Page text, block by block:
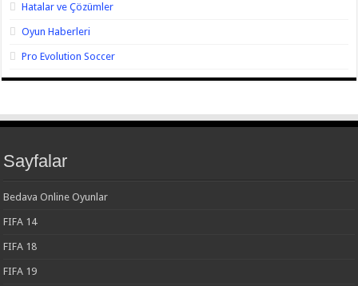
Hatalar ve Çözümler
Oyun Haberleri
Pro Evolution Soccer
Sayfalar
Bedava Online Oyunlar
FIFA 14
FIFA 18
FIFA 19